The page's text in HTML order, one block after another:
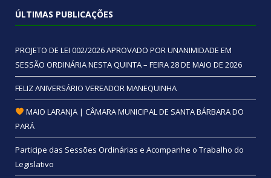
ÚLTIMAS PUBLICAÇÕES
PROJETO DE LEI 002/2026 APROVADO POR UNANIMIDADE EM
SESSÃO ORDINÁRIA NESTA QUINTA – FEIRA 28 DE MAIO DE 2026
FELIZ ANIVERSÁRIO VEREADOR MANEQUINHA
MAIO LARANJA | CÂMARA MUNICIPAL DE SANTA BÁRBARA DO
PARÁ
Participe das Sessões Ordinárias e Acompanhe o Trabalho do
Legislativo